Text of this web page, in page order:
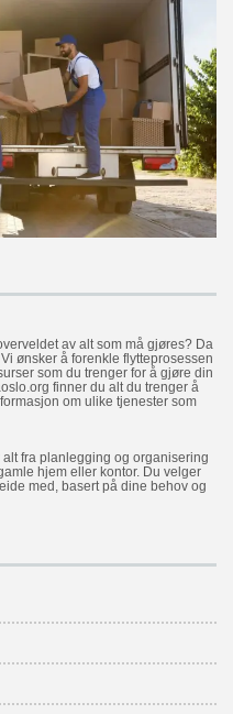
av alt som må gjøres? Da
ønsker å forenkle flytteprosessen
som du trenger for å gjøre din
finner du alt du trenger å
om ulike tjenester som
fra planlegging og organisering
hjem eller kontor. Du velger
med, basert på dine behov og